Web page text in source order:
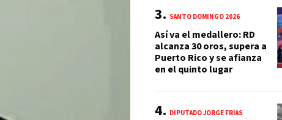
SANTO DOMINGO 2026
Así va el medallero: RD
alcanza 30 oros, supera a
Puerto Rico y se afianza
en el quinto lugar
DIPUTADO JORGE FRÍAS